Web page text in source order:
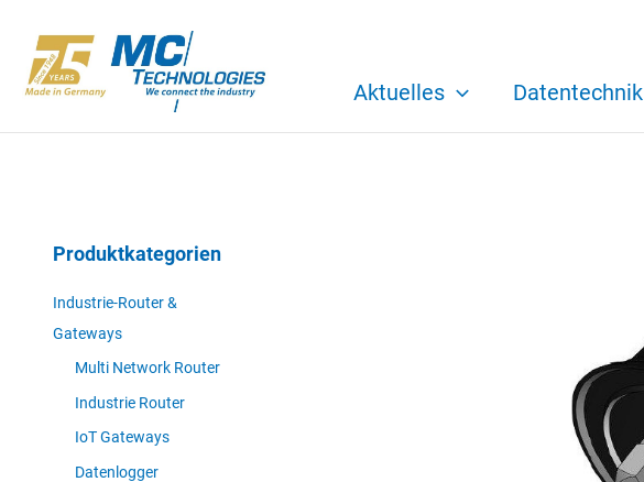
Inhalt
springen
Aktuelles Datentechnik
Produktkategorien
Industrie-Router &
Gateways
Multi Network Router
Industrie Router
IoT Gateways
Datenlogger